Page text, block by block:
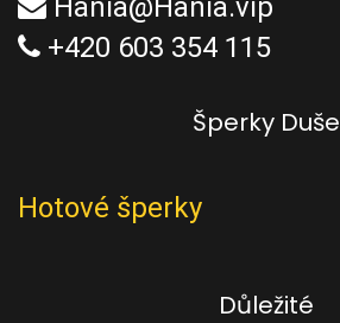
Hania@Hania.vip
+420 603 354 115
Šperky Duše
Hotové šperky
Důležité